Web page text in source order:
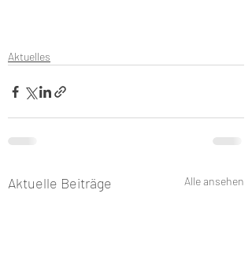
Aktuelles
Aktuelle Beiträge Alle ansehen